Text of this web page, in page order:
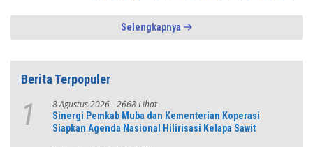
Selengkapnya
Berita Terpopuler
1 8 Agustus 2026 2668 Lihat
Sinergi Pemkab Muba dan Kementerian Koperasi
Siapkan Agenda Nasional Hilirisasi Kelapa Sawit